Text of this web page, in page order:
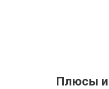
Плюсы